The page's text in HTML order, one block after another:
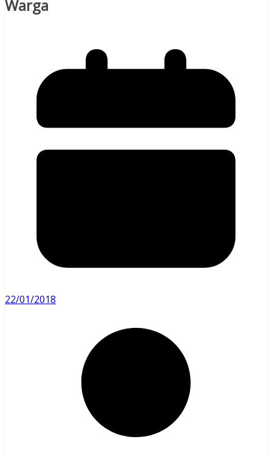
Warga
22/01/2018